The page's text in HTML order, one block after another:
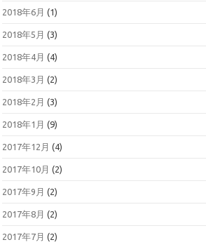
2018年6月 (1)
2018年5月 (3)
2018年4月 (4)
2018年3月 (2)
2018年2月 (3)
2018年1月 (9)
2017年12月 (4)
2017年10月 (2)
2017年9月 (2)
2017年8月 (2)
2017年7月 (2)